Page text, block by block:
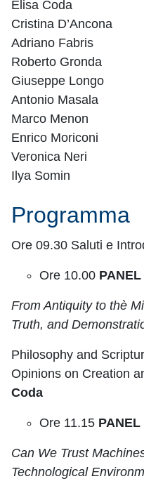
Elisa Coda
Cristina D’Ancona
Adriano Fabris
Roberto Gronda
Giuseppe Longo
Antonio Masala
Marco Menon
Enrico Moriconi
Veronica Neri
Ilya Somin
Programma
Ore 09.30 Saluti e
Ore 10.00
From Antiquity to thè
Truth, and
Philosophy and
Opinions on Creation
Coda
Ore 11.15
Can We Trust
Technological